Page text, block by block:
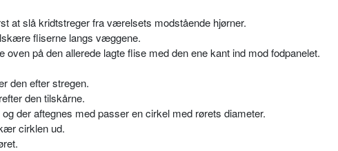
at slå kridtstreger fra værelsets modstående hjørner.
fliserne langs væggene.
på den allerede lagte flise med den ene kant ind mod fodpanelet.
den efter stregen.
den tilskårne.
der aftegnes med passer en cirkel med rørets diameter.
cirklen ud.